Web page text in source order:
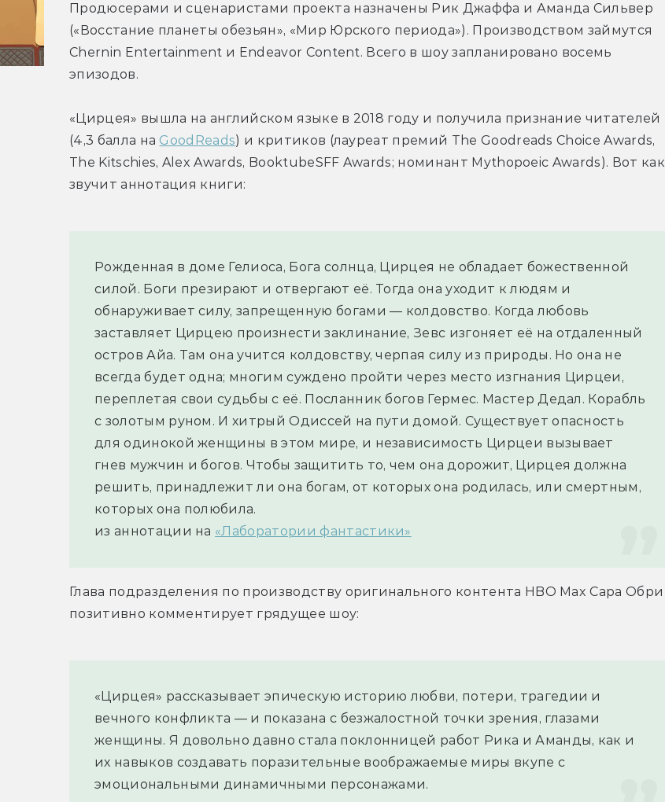
Продюсерами и сценаристами проекта назначены Рик Джаффа и Аманда Сильвер
(«Восстание планеты обезьян», «Мир Юрского периода»). Производством займутся
Chernin Entertainment и Endeavor Content. Всего в шоу запланировано восемь
эпизодов.
«Цирцея» вышла на английском языке в 2018 году и получила признание читателей
(4,3 балла на GoodReads) и критиков (лауреат премий The Goodreads Choice Awards,
The Kitschies, Alex Awards, BooktubeSFF Awards; номинант Mythopoeic Awards). Вот как
звучит аннотация книги:
Рожденная в доме Гелиоса, Бога солнца, Цирцея не обладает божественной
силой. Боги презирают и отвергают её. Тогда она уходит к людям и
обнаруживает силу, запрещенную богами — колдовство. Когда любовь
заставляет Цирцею произнести заклинание, Зевс изгоняет её на отдаленный
остров Айа. Там она учится колдовству, черпая силу из природы. Но она не
всегда будет одна; многим суждено пройти через место изгнания Цирцеи,
переплетая свои судьбы с её. Посланник богов Гермес. Мастер Дедал. Корабль
с золотым руном. И хитрый Одиссей на пути домой. Существует опасность
для одинокой женщины в этом мире, и независимость Цирцеи вызывает
гнев мужчин и богов. Чтобы защитить то, чем она дорожит, Цирцея должна
решить, принадлежит ли она богам, от которых она родилась, или смертным,
которых она полюбила.
из аннотации на «Лаборатории фантастики»
Глава подразделения по производству оригинального контента HBO Max Сара Обри
позитивно комментирует грядущее шоу:
«Цирцея» рассказывает эпическую историю любви, потери, трагедии и
вечного конфликта — и показана с безжалостной точки зрения, глазами
женщины. Я довольно давно стала поклонницей работ Рика и Аманды, как и
их навыков создавать поразительные воображаемые миры вкупе с
эмоциональными динамичными персонажами.